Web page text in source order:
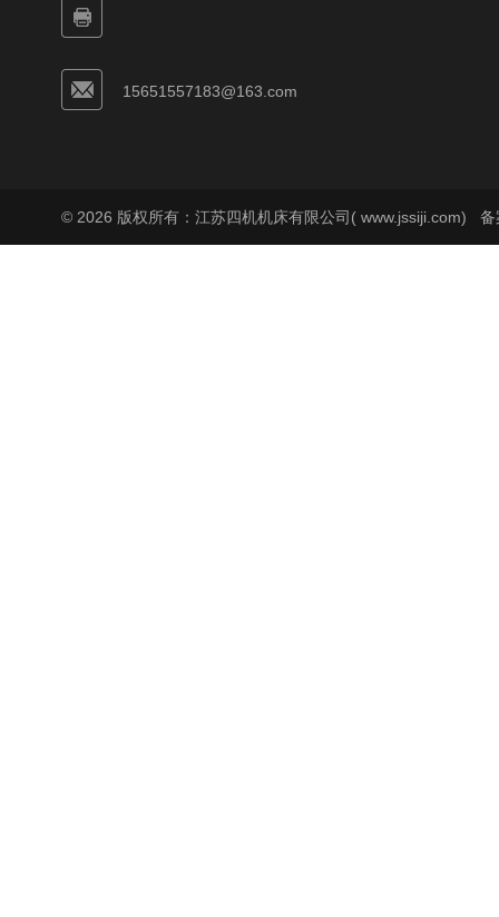
15651557183@163.com
© 2026 版权所有：江苏四机机床有限公司( www.jssiji.com) 备